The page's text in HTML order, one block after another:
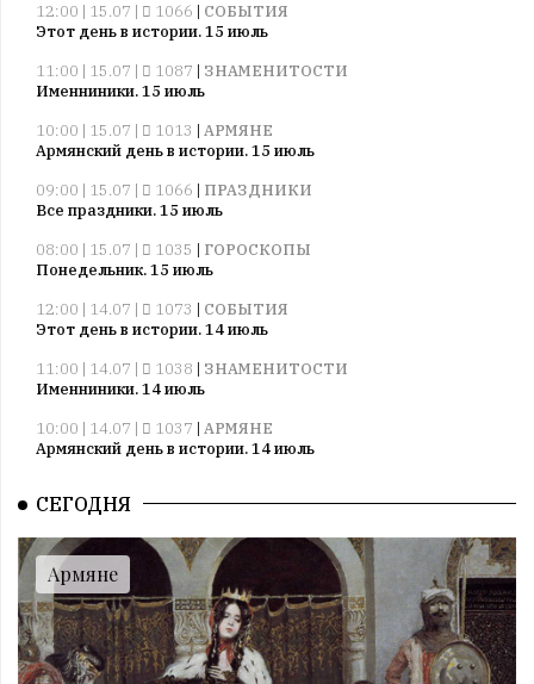
12:00 | 15.07 |
1066 | СОБЫТИЯ
Этот день в истории. 15 июль
11:00 | 15.07 |
1087 | ЗНАМЕНИТОСТИ
Именниники. 15 июль
10:00 | 15.07 |
1013 | АРМЯНЕ
Армянский день в истории. 15 июль
09:00 | 15.07 |
1066 | ПРАЗДНИКИ
Все праздники. 15 июль
08:00 | 15.07 |
1035 | ГОРОСКОПЫ
Понедельник. 15 июль
12:00 | 14.07 |
1073 | СОБЫТИЯ
Этот день в истории. 14 июль
11:00 | 14.07 |
1038 | ЗНАМЕНИТОСТИ
Именниники. 14 июль
10:00 | 14.07 |
1037 | АРМЯНЕ
Армянский день в истории. 14 июль
Все праздники. 14 июль
08:00 | 14.07 |
1057|ГОРОСКОПЫ
Воскресенье. 14 июль
09:00 | 13.07 | 1008|ПРАЗДНИКИ
Все праздники. 13 июль
08:00 | 13.07 | 1005|ГОРОСКОПЫ
СЕГОДНЯ
Армяне